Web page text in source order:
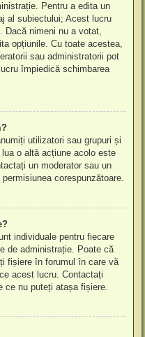
Pentru a edita un
al subiectului; Acest lucru
Dacă nimeni nu a votat,
opțiunile. Cu toate acestea,
sau administratorii pot
împiedică schimbarea
utilizatori sau grupuri și
o altă acțiune acolo este
un moderator sau un
corespunzătoare.
individuale pentru fiecare
de administrație. Poate că
fișiere în forumul în care vă
acest lucru. Contactați
ce nu puteți atașa fișiere.